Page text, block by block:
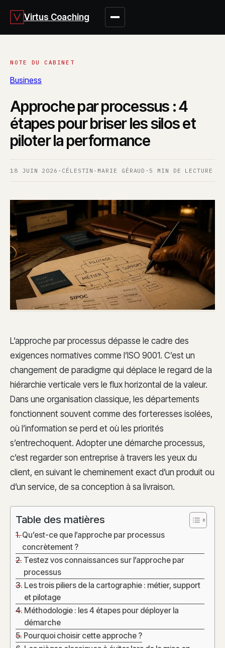
Virtus Coaching
Business
Approche par processus : 4
étapes pour briser les silos et
piloter la performance
18 JUIN 2026 · CÉLESTIN-MARIE GÉRAUD · 5 MIN DE LECTURE
L’approche par processus dépasse le cadre des
exigences normatives comme l’ISO 9001. C’est un
changement de paradigme qui déplace le regard de la
hiérarchie verticale vers le flux horizontal de la valeur.
Dans une organisation classique, les départements
fonctionnent souvent comme des forteresses isolées,
où l’information se perd et où les priorités
s’entrechoquent. Adopter une démarche processus,
c’est regarder son entreprise à travers les yeux du
client, en suivant le cheminement exact d’un produit ou
d’un service, de sa conception à sa livraison.
Table des matières
Qu’est-ce que l’approche par processus
concrètement ?
Testez vos connaissances sur l’approche par
processus
Les trois piliers de la cartographie : métier, support
et pilotage
Méthodologie : les 4 étapes pour déployer la
démarche
Pourquoi choisir cette approche ?